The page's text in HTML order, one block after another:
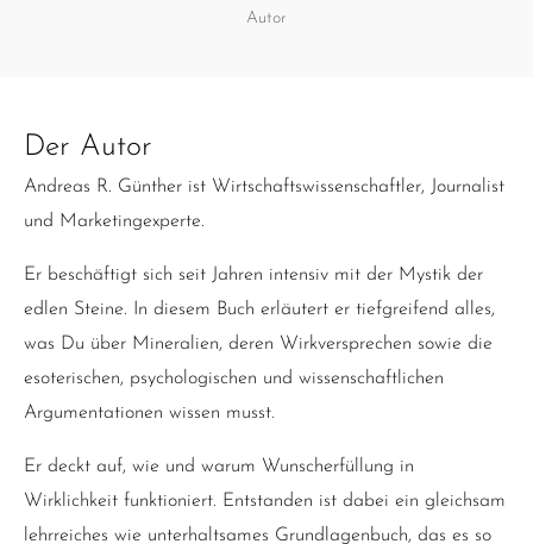
Autor
Der Autor
Andreas R. Günther ist Wirtschaftswissenschaftler, Journalist
und Marketingexperte.
Er beschäftigt sich seit Jahren intensiv mit der Mystik der
edlen Steine. In diesem Buch erläutert er tiefgreifend alles,
was Du über Mineralien, deren Wirkversprechen sowie die
esoterischen, psychologischen und wissenschaftlichen
Argumentationen wissen musst.
Er deckt auf, wie und warum Wunscherfüllung in
Wirklichkeit funktioniert. Entstanden ist dabei ein gleichsam
lehrreiches wie unterhaltsames Grundlagenbuch, das es so